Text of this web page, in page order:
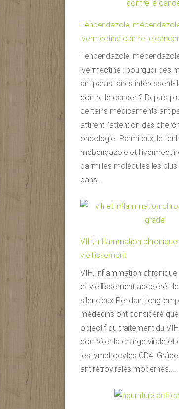
Fenbendazole,
ivermectine contre le cancer
Fenbendazole,
ivermectine : pourquoi ces
antiparasitaires intéressent-
contre le cancer ? Depuis
certains médicaments
attirent l’attention des
oncologie. Parmi eux, le
mébendazole et
parmi les molécules les plus
dans...
VIH, inflammation chronique
vieillissement
VIH, inflammation
et vieillissement accéléré :
silencieux Pendant
médecins ont considéré que
objectif du traitement du
contrôler la charge virale et
les lymphocytes CD4.
antirétrovirales modernes,...